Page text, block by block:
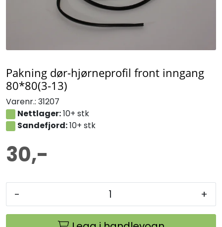
Pakning dør-hjørneprofil front inngang
80*80(3-13)
Varenr.: 31207
Nettlager:10+ stk
Sandefjord:10+ stk
30,-
- +